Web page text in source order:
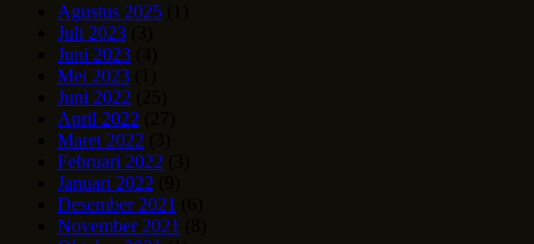
Agustus 2025
Juli 2023
Juni 2023
Mei 2023
Juni 2022
April 2022
Maret 2022
Februari 2022
Januari 2022
Desember 2021
November 2021